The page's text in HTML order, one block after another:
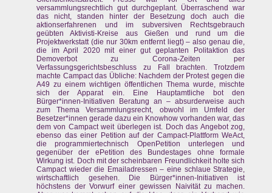
versammlungsrechtlich gut durchgeplant. Überraschend war
das nicht, standen hinter der Besetzung doch auch die
aktionserfahrenen und im subversiven Rechtsgebrauch
geübten Aktivisti-Kreise aus Gießen und rund um die
Projektwerkstatt (die nur 30km entfernt liegt) – also genau die,
die im April 2020 mit einer gut geplanten Politaktion das
Demoverbot zu Corona-Zeiten per
Verfassungsgerichtsbeschluss zu Fall brachten. Trotzdem
machte Campact das Übliche: Nachdem der Protest gegen die
A49 zu einem wichtigen öffentlichen Thema wurde, mischte
sich der Apparat ein. Eine Hauptamtliche bot den
Bürger*innen-Initiativen Beratung an – absurderweise auch
zum Thema Versammlungsrecht, obwohl im Umfeld der
Besetzer*innen gerade dazu ein Knowhow vorhanden war, das
dem von Campact weit überlegen ist. Doch das Angebot zog,
ebenso das einer Petition auf der Campact-Plattform WeAct,
die programmiertechnisch OpenPetition unterlegen und
gegenüber der ePetition des Bundestages ohne formale
Wirkung ist. Doch mit der scheinbaren Freundlichkeit holte sich
Campact wieder die Emailadressen – eine schlaue Strategie,
wirtschaftlich gesehen. Die Bürger*innen-Initiativen ist
höchstens der Vorwurf einer gewissen Naivität zu machen.